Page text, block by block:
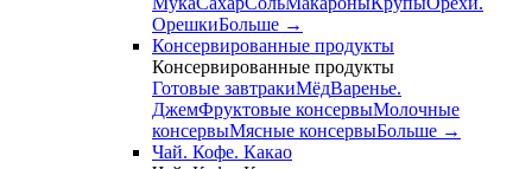
ОрешкиБольше →
Консервированные продукты
Консервированные продукты
Готовые завтракиМёдВаренье.
ДжемФруктовые консервыМолочные
консервыМясные консервыБольше →
Чай. Кофе. Какао